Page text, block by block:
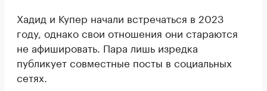
Хадид и Купер начали встречаться в 2023
году, однако свои отношения они стараются
не афишировать. Пара лишь изредка
публикует совместные посты в социальных
сетях.